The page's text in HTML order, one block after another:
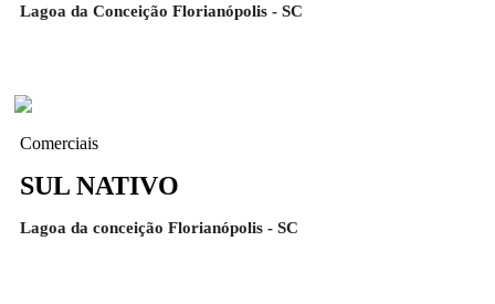
Lagoa da Conceição Florianópolis - SC
Comerciais
SUL NATIVO
Lagoa da conceição Florianópolis - SC